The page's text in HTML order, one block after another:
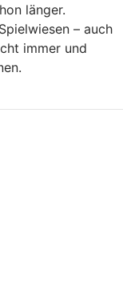
länger.
– auch
immer und